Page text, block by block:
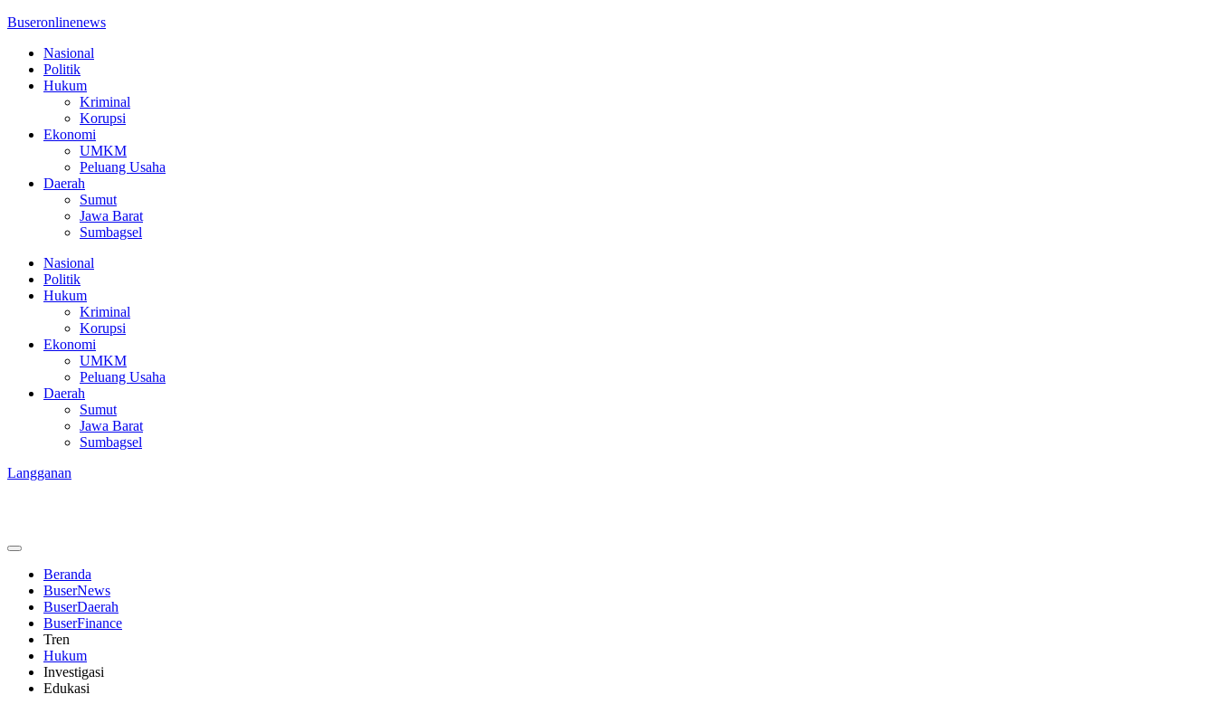
Buseronlinenews
Nasional
Politik
Hukum
Kriminal
Korupsi
Ekonomi
UMKM
Peluang Usaha
Daerah
Sumut
Jawa Barat
Sumbagsel
Nasional
Politik
Hukum
Kriminal
Korupsi
Ekonomi
UMKM
Peluang Usaha
Daerah
Sumut
Jawa Barat
Sumbagsel
Langganan
Beranda
BuserNews
BuserDaerah
BuserFinance
Tren
Hukum
Investigasi
Edukasi